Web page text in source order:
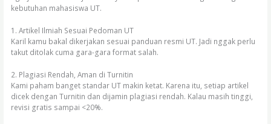
kebutuhan mahasiswa UT.
1. Artikel Ilmiah Sesuai Pedoman UT
Karil kamu bakal dikerjakan sesuai panduan resmi UT. Jadi nggak perlu
takut ditolak cuma gara-gara format salah.
2. Plagiasi Rendah, Aman di Turnitin
Kami paham banget standar UT makin ketat. Karena itu, setiap artikel
dicek dengan Turnitin dan dijamin plagiasi rendah. Kalau masih tinggi,
revisi gratis sampai <20%.